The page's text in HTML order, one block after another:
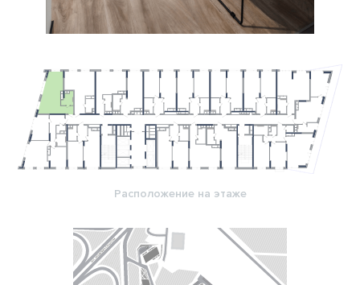
Расположение на этаже